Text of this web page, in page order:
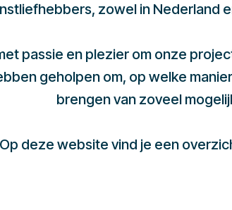
zowel in Nederland
passie en plezier om onze
geholpen om, op welke
brengen van zoveel
Op deze website vind je een